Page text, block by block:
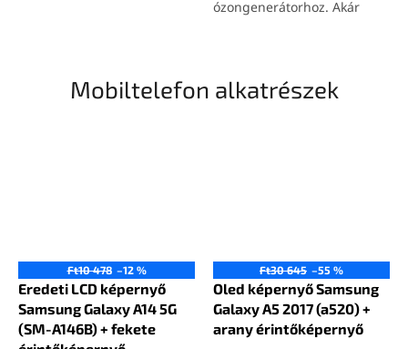
penészgombákat. Egyszerű
ózongenerátorhoz. Akár
baktériumokat és a penészt.
Mobiltelefon alkatrészek
Ft10 478 –12 %
Eredeti LCD képernyő
Samsung Galaxy A14 5G
(SM-A146B) + fekete
Ft30 645 –55 %
Oled képernyő Samsung
Galaxy A5 2017 (a520) +
arany érintőképernyő